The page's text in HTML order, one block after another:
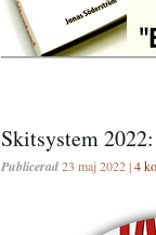
Skitsystem
Publicerad23 maj 2022 |4